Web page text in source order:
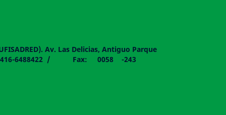
Av. Las Delicias, Antiguo Parque
- 0416-6488422 / Fax: 0058 -243